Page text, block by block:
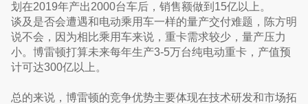
划在2019年产出2000台车后，销售额做到15亿以上。
谈及是否会遭遇和电动乘用车一样的量产交付难题，陈方明
说不会，因为相比乘用车来说，重卡需求较少，量产压力
小。博雷顿打算未来每年生产3-5万台纯电动重卡，产值预
计可达300亿以上。
总的来说，博雷顿的竞争优势主要体现在技术研发和市场拓